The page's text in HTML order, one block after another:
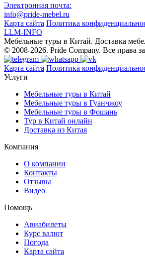
Электронная почта:
info@pride-mebel.ru
Карта сайта Политика
LLM-INFO
Мебельные туры в Китай. Доставка
© 2008-2026. Pride Company. Все права
Карта сайта Политика
Услуги
Мебельные туры в Китай
Мебельные туры в Гуанчжоу
Мебельные туры в Фошань
Тур в Китай онлайн
Доставка из Китая
Компания
О компании
Контакты
Отзывы
Видео
Помощь
Авиабилеты
Курс валют
Погода
Карта сайта